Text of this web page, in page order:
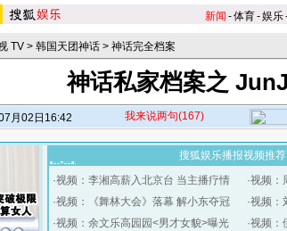
新闻 -体育-娱乐
TV > 韩国天团神话 > 神话完全档案
神话私家档案之
月02日16:42 我来说两句(167)
搜狐娱乐播报视频推荐
·视频：李湘高薪入北京台 当主播疗情
·视频：《舞林大会》落幕 解小东夺冠
·视频：余文乐高园园<男才女貌>曝光
·视频：
·视频：
·视频：